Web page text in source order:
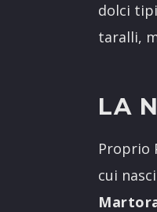
dolci
taralli,
LA
Proprio
cui